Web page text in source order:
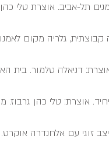
תל-אביב. אוצרת טלי כהן
קבוצתית, גלריה מקום
דניאלה טלמור. בית
אוצרת: טלי כהן גרבוז.
זוגי עם אלחנדרה אוקרט.